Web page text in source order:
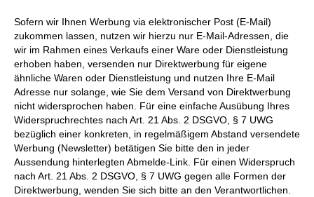
Sofern wir Ihnen Werbung via elektronischer Post (E-Mail)
zukommen lassen, nutzen wir hierzu nur E-Mail-Adressen, die
wir im Rahmen eines Verkaufs einer Ware oder Dienstleistung
erhoben haben, versenden nur Direktwerbung für eigene
ähnliche Waren oder Dienstleistung und nutzen Ihre E-Mail
Adresse nur solange, wie Sie dem Versand von Direktwerbung
nicht widersprochen haben. Für eine einfache Ausübung Ihres
Widerspruchrechtes nach Art. 21 Abs. 2 DSGVO, § 7 UWG
bezüglich einer konkreten, in regelmäßigem Abstand versendete
Werbung (Newsletter) betätigen Sie bitte den in jeder
Aussendung hinterlegten Abmelde-Link. Für einen Widerspruch
nach Art. 21 Abs. 2 DSGVO, § 7 UWG gegen alle Formen der
Direktwerbung, wenden Sie sich bitte an den Verantwortlichen.